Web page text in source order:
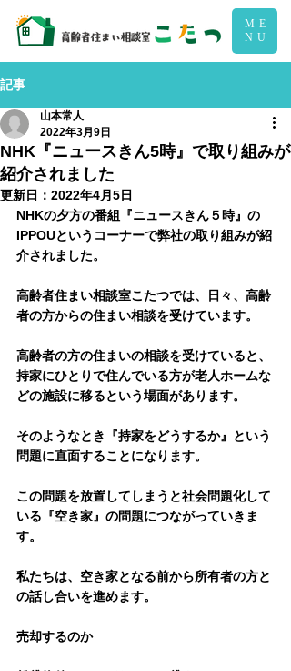
ME
NU
記事
NHK『ニュースきん5時』で取り組みが
紹介されました
山本常人
2022年3月9日
更新日： 2022年4月5日
NHKの夕方の番組『ニュースきん５時』の
IPPOUというコーナーで弊社の取り組みが紹
介されました。
高齢者住まい相談室こたつでは、日々、高齢
者の方からの住まい相談を受けています。
高齢者の方の住まいの相談を受けていると、
持家にひとりで住んでいる方が老人ホームな
どの施設に移るという場面があります。
そのようなとき『持家をどうするか』という
問題に直面することになります。
この問題を放置してしまうと社会問題化して
いる『空き家』の問題につながっていきま
す。
私たちは、空き家となる前から所有者の方と
の話し合いを進めます。
売却するのか